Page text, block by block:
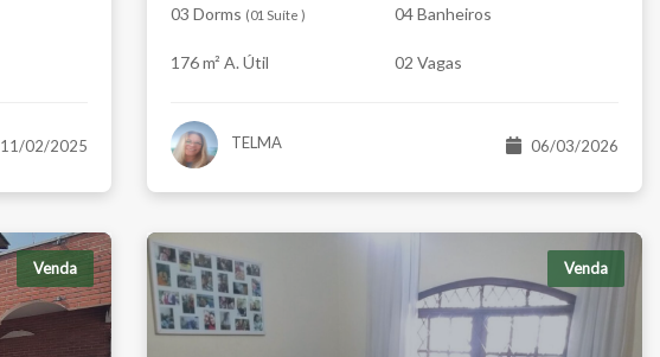
11/02/2025
03 Dorms (01 Suíte ) 04 Banheiros
176 m² A. Útil 02 Vagas
TELMA 06/03/2026
Venda Venda